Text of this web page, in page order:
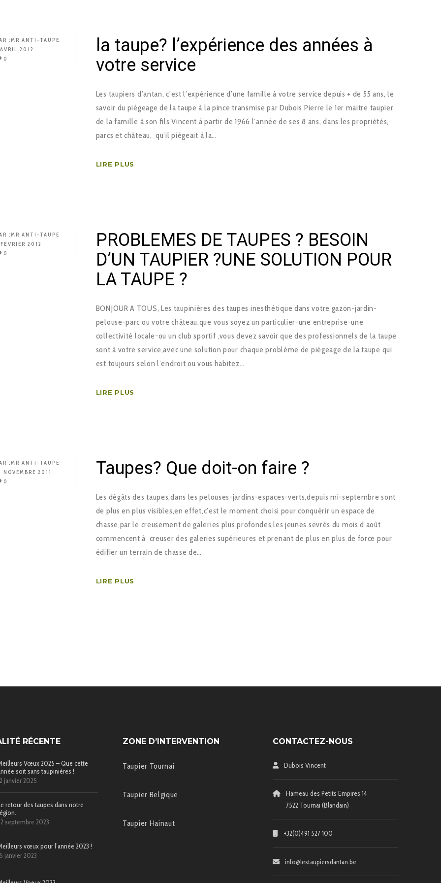
:MR ANTI-TAUPE
2012
0
la taupe? l’expérience des années à
votre service
Les taupiers d’antan, c’est l’expérience d’une famille à votre service depuis + de 55 ans, le
savoir du piégeage de la taupe à la pince transmise par Dubois Pierre le 1er maitre taupier
de la famille à son fils Vincent à partir de 1966 l’année de ses 8 ans, dans les propriétés,
parcs et château, qu’il piégeait à la…
LIRE PLUS
:MR ANTI-TAUPE
2012
0
PROBLEMES DE TAUPES ? BESOIN
D’UN TAUPIER ?UNE SOLUTION POUR
LA TAUPE ?
BONJOUR A TOUS, Les taupinières des taupes inesthétique dans votre gazon-jardin-
pelouse-parc ou votre château,que vous soyez un particulier-une entreprise-une
collectivité locale-ou un club sportif ,vous devez savoir que des professionnels de la taupe
sont à votre service,avec une solution pour chaque problème de piégeage de la taupe qui
est toujours selon l’endroit ou vous habitez…
LIRE PLUS
:MR ANTI-TAUPE
NOVEMBRE 2011
0
Taupes? Que doit-on faire ?
Les dégâts des taupes,dans les pelouses-jardins-espaces-verts,depuis mi-septembre sont
de plus en plus visibles,en effet,c’est le moment choisi pour conquérir un espace de
chasse,par le creusement de galeries plus profondes,les jeunes sevrés du mois d’août
commencent à creuser des galeries supérieures et prenant de plus en plus de force pour
édifier un terrain de chasse de…
LIRE PLUS
RÉCENTE
Vœux 2025 – Que cette
soit sans taupinières !
janvier 2025
retour des taupes dans notre
septembre 2023
vœux pour l’année 2023 !
janvier 2023
ZONE D’INTERVENTION
Taupier Tournai
Taupier Belgique
Taupier Hainaut
CONTACTEZ-NOUS
Dubois Vincent
Hameau des Petits Empires 14
7522 Tournai (Blandain)
+32(0)491 527 100
info@lestaupiersdantan.be